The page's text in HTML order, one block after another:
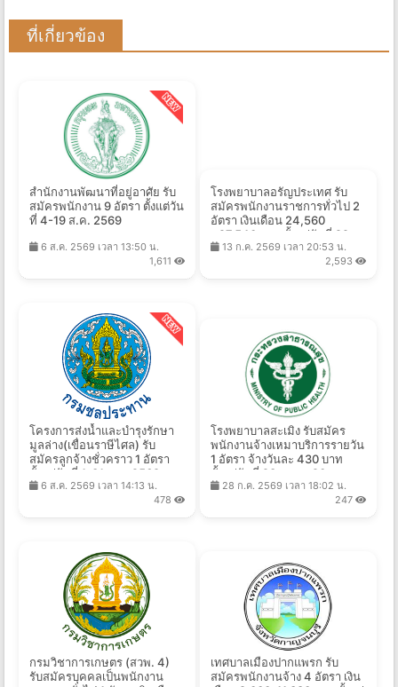
ที่เกี่ยวข้อง
สำนักงานพัฒนาที่อยู่อาศัย รับ
สมัครพนักงาน 9 อัตรา ตั้งแต่วัน
ที่ 4-19 ส.ค. 2569
6 ส.ค. 2569 เวลา 13:50 น.
1,611
โรงพยาบาลอรัญประเทศ รับ
สมัครพนักงานราชการทั่วไป 2
อัตรา เงินเดือน 24,560
- 27,540 บาท ตั้งแต่วันที่ 22
ก.ค. - 21 ส.ค. 2569
13 ก.ค. 2569 เวลา 20:53 น.
2,593
โครงการส่งน้ำและบำรุงรักษา
มูลล่าง(เขื่อนราษีไศล) รับ
สมัครลูกจ้างชั่วคราว 1 อัตรา
ตั้งแต่วันที่ 1-31 ส.ค. 2569
6 ส.ค. 2569 เวลา 14:13 น.
478
โรงพยาบาลสะเมิง รับสมัคร
พนักงานจ้างเหมาบริการรายวัน
1 อัตรา จ้างวันละ 430 บาท
ตั้งแต่วันที่ 23 ก.ค. - 20 ส.ค.
2569
28 ก.ค. 2569 เวลา 18:02 น.
247
กรมวิชาการเกษตร (สวพ. 4)
รับสมัครบุคคลเป็นพนักงาน
เทศบาลเมืองปากแพรก รับ
สมัครพนักงานจ้าง 4 อัตรา เงิน